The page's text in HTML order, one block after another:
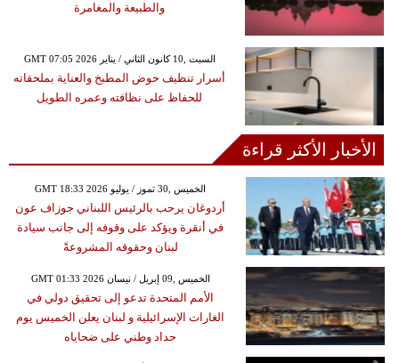
والطبيعة والمغامرة
GMT 07:05 2026 السبت ,10 كانون الثاني / يناير
أسرار تنظيف حوض المطبخ والعناية بملحقاته
للحفاظ على نظافته وعمره الطويل
الأخبار الأكثر قراءة
GMT 18:33 2026 الخميس ,30 تموز / يوليو
أردوغان يرحب بالرئيس اللبناني جوزاف عون
في أنقرة ويؤكد على وقوفه إلى جانب سيادة
لبنان وحقوقه المشروعةً
GMT 01:33 2026 الخميس ,09 إبريل / نيسان
الأمم المتحدة تدعو إلى تحقيق دولي في
الغارات الإسرائيلية و لبنان يعلن الخميس يوم
حداد وطني على ضحاياه